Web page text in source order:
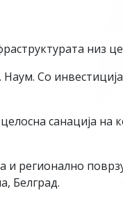
низ
Со
санација на
регионално
Белград.